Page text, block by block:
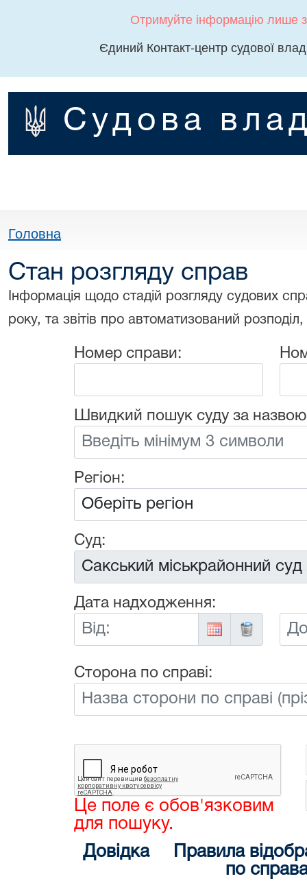
Отримуйте інформацію лише
Єдиний Контакт-центр судової
Судова
Головна
Стан розгляду справ
Інформація щодо стадій розгляду судових
року, та звітів про автоматизований
Номер справи:
Швидкий пошук суду за
Регіон:
Суд:
Дата надходження:
Від:
До:
Сторона по справі:
Це поле є обов'язковим
для пошуку.
Довідка
Правила
по